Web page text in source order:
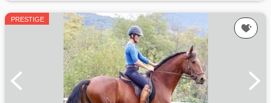
PRESTIGE